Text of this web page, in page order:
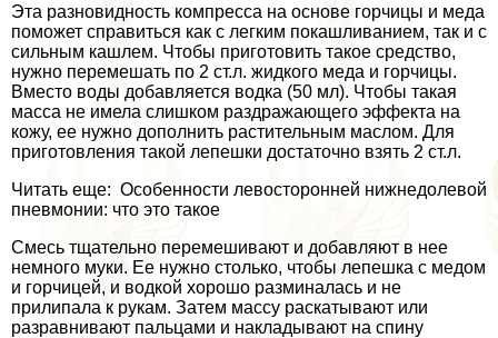
Эта разновидность компресса на основе горчицы и меда
поможет справиться как с легким покашливанием, так и с
сильным кашлем. Чтобы приготовить такое средство,
нужно перемешать по 2 ст.л. жидкого меда и горчицы.
Вместо воды добавляется водка (50 мл). Чтобы такая
масса не имела слишком раздражающего эффекта на
кожу, ее нужно дополнить растительным маслом. Для
приготовления такой лепешки достаточно взять 2 ст.л.
Читать еще: Особенности левосторонней нижнедолевой
пневмонии: что это такое
Смесь тщательно перемешивают и добавляют в нее
немного муки. Ее нужно столько, чтобы лепешка с медом
и горчицей, и водкой хорошо разминалась и не
прилипала к рукам. Затем массу раскатывают или
разравнивают пальцами и накладывают на спину